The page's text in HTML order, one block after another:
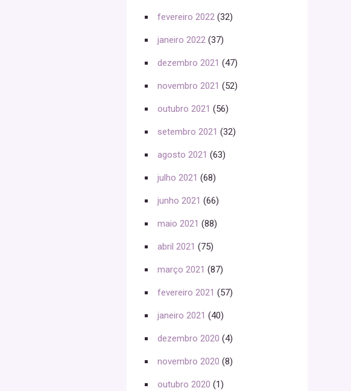
fevereiro 2022 (32)
janeiro 2022 (37)
dezembro 2021 (47)
novembro 2021 (52)
outubro 2021 (56)
setembro 2021 (32)
agosto 2021 (63)
julho 2021 (68)
junho 2021 (66)
maio 2021 (88)
abril 2021 (75)
março 2021 (87)
fevereiro 2021 (57)
janeiro 2021 (40)
dezembro 2020 (4)
novembro 2020 (8)
outubro 2020 (1)